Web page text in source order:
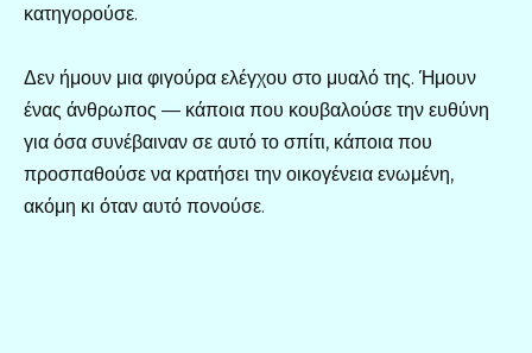
κατηγορούσε.
Δεν ήμουν μια φιγούρα ελέγχου στο μυαλό της. Ήμουν
ένας άνθρωπος — κάποια που κουβαλούσε την ευθύνη
για όσα συνέβαιναν σε αυτό το σπίτι, κάποια που
προσπαθούσε να κρατήσει την οικογένεια ενωμένη,
ακόμη κι όταν αυτό πονούσε.